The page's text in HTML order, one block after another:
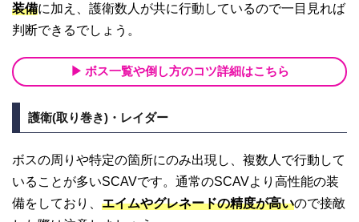
装備に加え、護衛数人が共に行動しているので一目見れば
判断できるでしょう。
ボス一覧や倒し方のコツ詳細はこちら
護衛(取り巻き)・レイダー
ボスの周りや特定の箇所にのみ出現し、複数人で行動して
いることが多いSCAVです。通常のSCAVより高性能の装
備をしており、 エイムやグレネードの精度が高いので接敵